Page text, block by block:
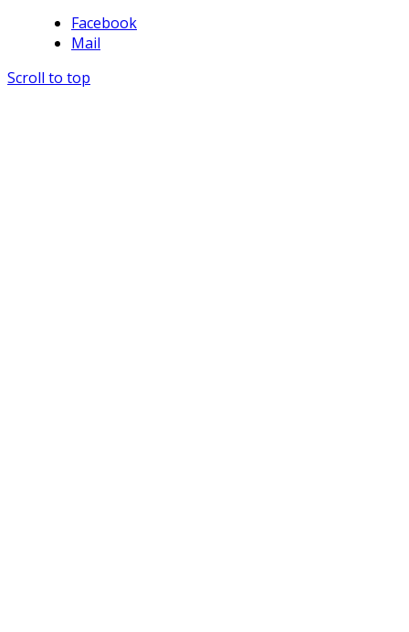
Facebook
Mail
Scroll to top